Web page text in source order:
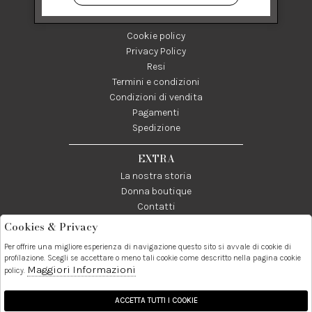
SHOPPING
Cookie policy
Privacy Policy
Resi
Termini e condizioni
Condizioni di vendita
Pagamenti
Spedizione
EXTRA
La nostra storia
Donna boutique
Contatti
Telefono:
089237858
Whatsapp:
3338855601
Contatti:
info@donna1981.it
Cookies & Privacy
Per offrire una migliore esperienza di navigazione questo sito si avvale di cookie di
profilazione. Scegli se accettare o meno tali cookie come descritto nella pagina cookie
policy. Maggiori Informazioni
ACCETTA TUTTI I COOKIE